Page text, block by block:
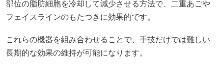
部位の脂肪細胞を冷却して減少させる方法で、二重あごや
フェイスラインのもたつきに効果的です。
これらの機器を組み合わせることで、手技だけでは難しい
長期的な効果の維持が可能になります。